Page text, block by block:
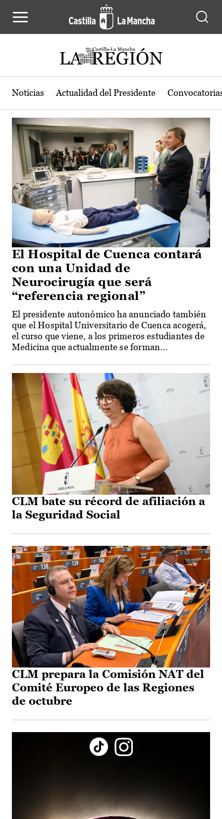
Actualidad de la región de Castilla-
Noticias Actualidad del Presidente
El Hospital de Cuenca contará
con una Unidad de
Neurocirugía que será
“referencia regional”
El presidente autonómico ha anunciado también
que el Hospital Universitario de Cuenca acogerá,
el curso que viene, a los primeros estudiantes de
Medicina que actualmente se forman...
CLM bate su récord de afiliación a
la Seguridad Social
CLM prepara la Comisión NAT del
Comité Europeo de las Regiones
de octubre